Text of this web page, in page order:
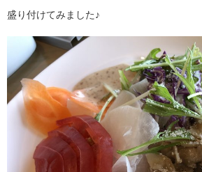
盛り付けてみました♪